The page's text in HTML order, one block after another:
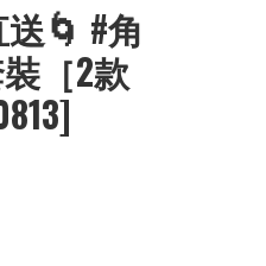
🌀 #角
［2款